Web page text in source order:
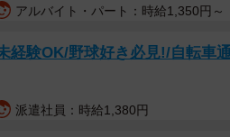
駅でひろった旅のしおりが話題に（はとさ
アルバイト・パート：時給1,350円～
経験OK/野球好き必見!/自転車
派遣社員：時給1,380円